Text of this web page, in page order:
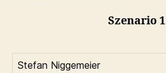
Szenario 1
Stefan Niggemeier